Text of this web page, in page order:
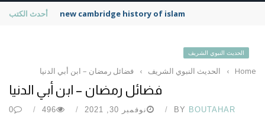
أحدث الكتب new cambridge history of islam
الحديث النبوي الشريف
Home
› الحديث النبوي الشريف › فضائل رمضان – ابن أبي الدنيا
فضائل رمضان – ابن أبي الدنيا
BY BOUTAHAR نوفمبر 30, 2021 496
0